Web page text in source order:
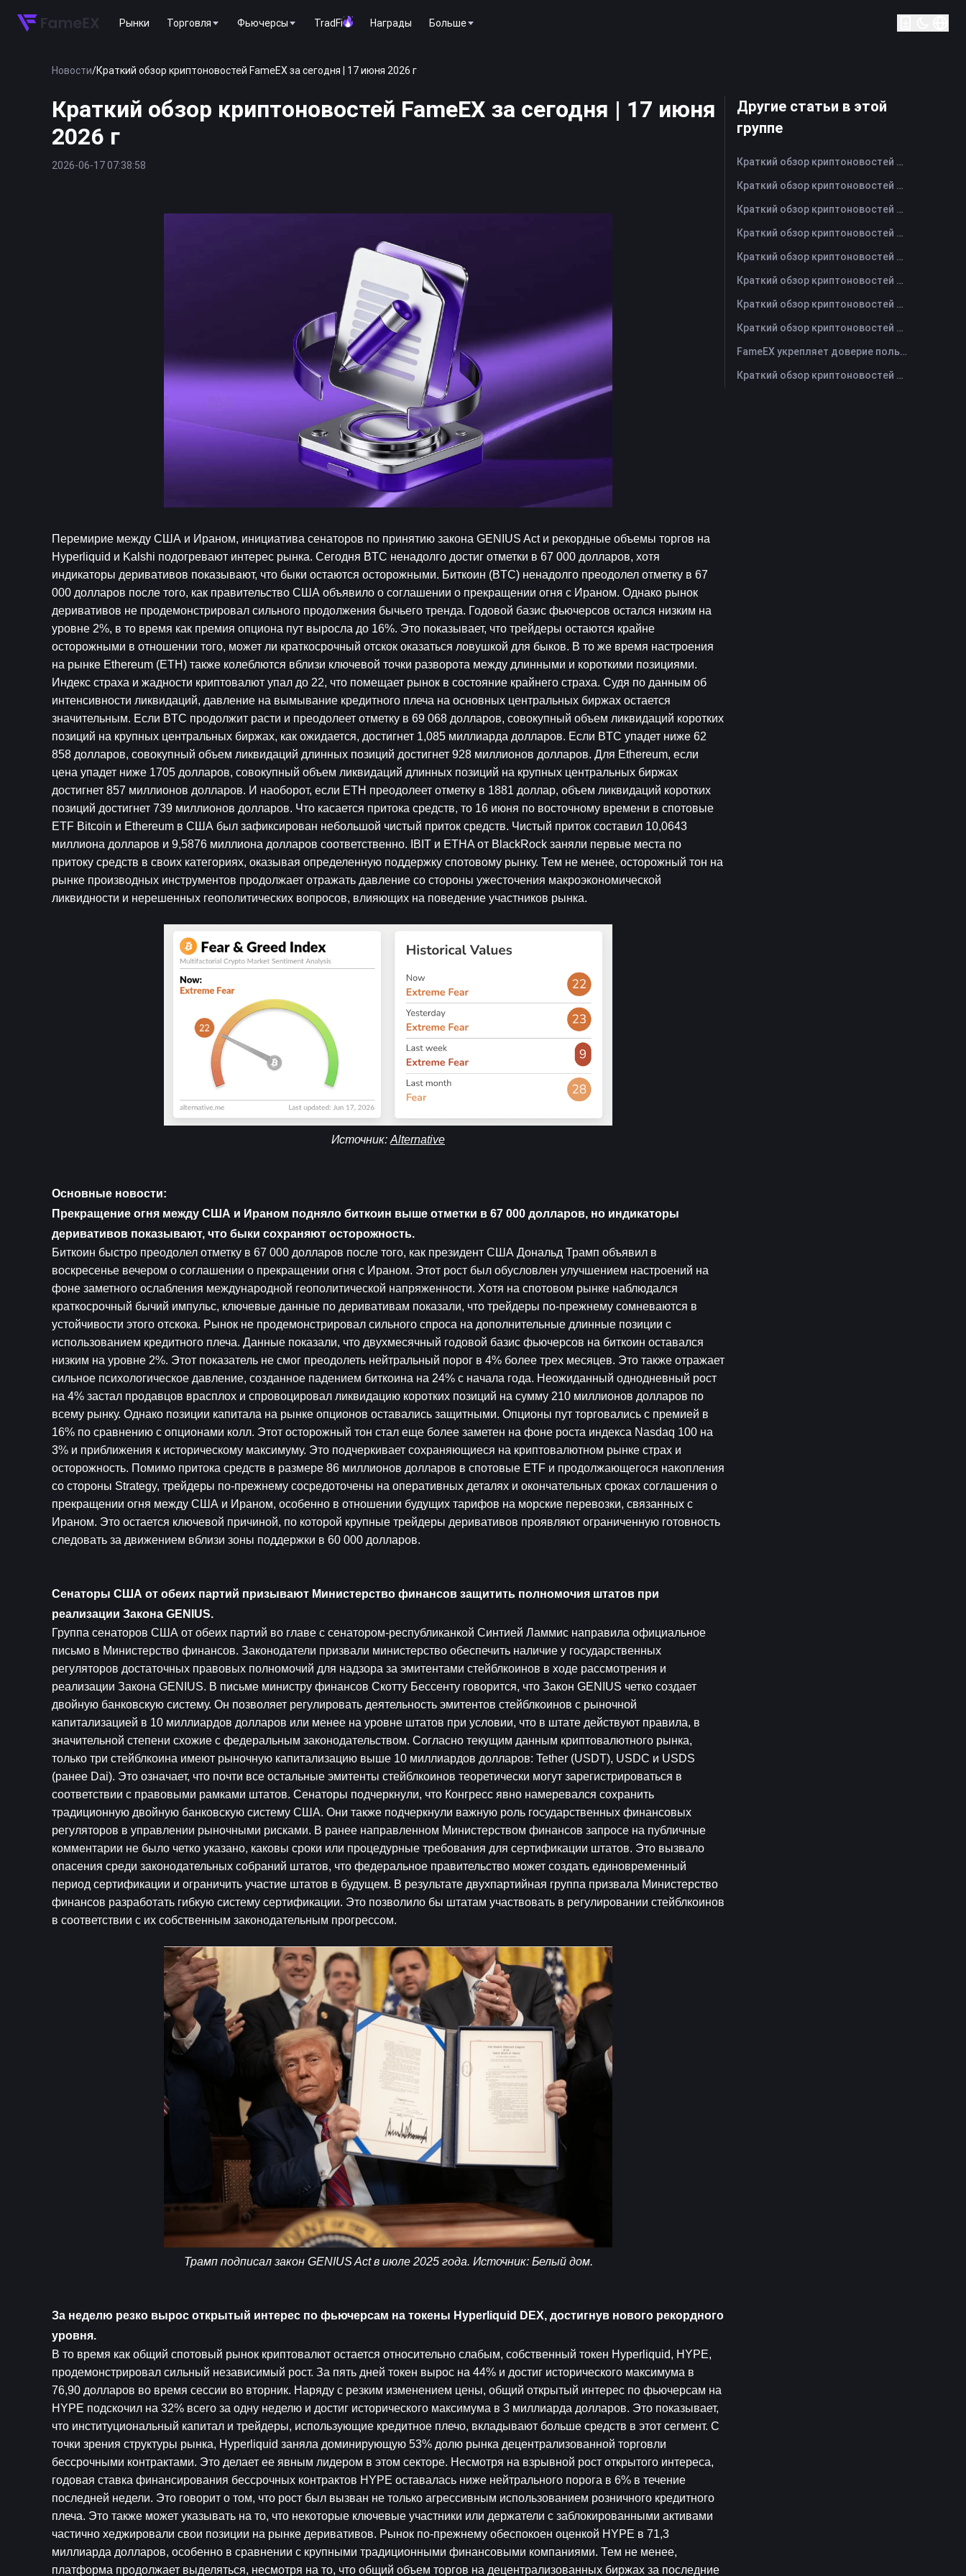
Рынки Торговля Фьючерсы TradFi Награды Больше
Новости/Краткий обзор криптоновостей FameEX за сегодня | 17 июня 2026 г
Краткий обзор криптоновостей FameEX за сегодня | 17 июня
2026 г
2026-06-17 07:38:58
Перемирие между США и Ираном, инициатива сенаторов по принятию закона GENIUS Act и рекордные объемы торгов на
Hyperliquid и Kalshi подогревают интерес рынка. Сегодня BTC ненадолго достиг отметки в 67 000 долларов, хотя
индикаторы деривативов показывают, что быки остаются осторожными. Биткоин (BTC) ненадолго преодолел отметку в 67
000 долларов после того, как правительство США объявило о соглашении о прекращении огня с Ираном. Однако рынок
деривативов не продемонстрировал сильного продолжения бычьего тренда. Годовой базис фьючерсов остался низким на
уровне 2%, в то время как премия опциона пут выросла до 16%. Это показывает, что трейдеры остаются крайне
осторожными в отношении того, может ли краткосрочный отскок оказаться ловушкой для быков. В то же время настроения
на рынке Ethereum (ETH) также колеблются вблизи ключевой точки разворота между длинными и короткими позициями.
Индекс страха и жадности криптовалют упал до 22, что помещает рынок в состояние крайнего страха. Судя по данным об
интенсивности ликвидаций, давление на вымывание кредитного плеча на основных центральных биржах остается
значительным. Если BTC продолжит расти и преодолеет отметку в 69 068 долларов, совокупный объем ликвидаций коротких
позиций на крупных центральных биржах, как ожидается, достигнет 1,085 миллиарда долларов. Если BTC упадет ниже 62
858 долларов, совокупный объем ликвидаций длинных позиций достигнет 928 миллионов долларов. Для Ethereum, если
цена упадет ниже 1705 долларов, совокупный объем ликвидаций длинных позиций на крупных центральных биржах
достигнет 857 миллионов долларов. И наоборот, если ETH преодолеет отметку в 1881 доллар, объем ликвидаций коротких
позиций достигнет 739 миллионов долларов. Что касается притока средств, то 16 июня по восточному времени в спотовые
ETF Bitcoin и Ethereum в США был зафиксирован небольшой чистый приток средств. Чистый приток составил 10,0643
миллиона долларов и 9,5876 миллиона долларов соответственно. IBIT и ETHA от BlackRock заняли первые места по
притоку средств в своих категориях, оказывая определенную поддержку спотовому рынку. Тем не менее, осторожный тон на
рынке производных инструментов продолжает отражать давление со стороны ужесточения макроэкономической
ликвидности и нерешенных геополитических вопросов, влияющих на поведение участников рынка.
Источник: Alternative
Основные новости:
Прекращение огня между США и Ираном подняло биткоин выше отметки в 67 000 долларов, но индикаторы
деривативов показывают, что быки сохраняют осторожность.
Биткоин быстро преодолел отметку в 67 000 долларов после того, как президент США Дональд Трамп объявил в
воскресенье вечером о соглашении о прекращении огня с Ираном. Этот рост был обусловлен улучшением настроений на
фоне заметного ослабления международной геополитической напряженности. Хотя на спотовом рынке наблюдался
краткосрочный бычий импульс, ключевые данные по деривативам показали, что трейдеры по-прежнему сомневаются в
устойчивости этого отскока. Рынок не продемонстрировал сильного спроса на дополнительные длинные позиции с
использованием кредитного плеча. Данные показали, что двухмесячный годовой базис фьючерсов на биткоин оставался
низким на уровне 2%. Этот показатель не смог преодолеть нейтральный порог в 4% более трех месяцев. Это также отражает
сильное психологическое давление, созданное падением биткоина на 24% с начала года. Неожиданный однодневный рост
на 4% застал продавцов врасплох и спровоцировал ликвидацию коротких позиций на сумму 210 миллионов долларов по
всему рынку. Однако позиции капитала на рынке опционов оставались защитными. Опционы пут торговались с премией в
16% по сравнению с опционами колл. Этот осторожный тон стал еще более заметен на фоне роста индекса Nasdaq 100 на
3% и приближения к историческому максимуму. Это подчеркивает сохраняющиеся на криптовалютном рынке страх и
осторожность. Помимо притока средств в размере 86 миллионов долларов в спотовые ETF и продолжающегося накопления
со стороны Strategy, трейдеры по-прежнему сосредоточены на оперативных деталях и окончательных сроках соглашения о
прекращении огня между США и Ираном, особенно в отношении будущих тарифов на морские перевозки, связанных с
Ираном. Это остается ключевой причиной, по которой крупные трейдеры деривативов проявляют ограниченную готовность
следовать за движением вблизи зоны поддержки в 60 000 долларов.
Сенаторы США от обеих партий призывают Министерство финансов защитить полномочия штатов при
реализации Закона GENIUS.
Группа сенаторов США от обеих партий во главе с сенатором-республиканкой Синтией Ламмис направила официальное
письмо в Министерство финансов. Законодатели призвали министерство обеспечить наличие у государственных
регуляторов достаточных правовых полномочий для надзора за эмитентами стейблкоинов в ходе рассмотрения и
реализации Закона GENIUS. В письме министру финансов Скотту Бессенту говорится, что Закон GENIUS четко создает
двойную банковскую систему. Он позволяет регулировать деятельность эмитентов стейблкоинов с рыночной
капитализацией в 10 миллиардов долларов или менее на уровне штатов при условии, что в штате действуют правила, в
значительной степени схожие с федеральным законодательством. Согласно текущим данным криптовалютного рынка,
только три стейблкоина имеют рыночную капитализацию выше 10 миллиардов долларов: Tether (USDT), USDC и USDS
(ранее Dai). Это означает, что почти все остальные эмитенты стейблкоинов теоретически могут зарегистрироваться в
соответствии с правовыми рамками штатов. Сенаторы подчеркнули, что Конгресс явно намеревался сохранить
традиционную двойную банковскую систему США. Они также подчеркнули важную роль государственных финансовых
регуляторов в управлении рыночными рисками. В ранее направленном Министерством финансов запросе на публичные
комментарии не было четко указано, каковы сроки или процедурные требования для сертификации штатов. Это вызвало
опасения среди законодательных собраний штатов, что федеральное правительство может создать единовременный
период сертификации и ограничить участие штатов в будущем. В результате двухпартийная группа призвала Министерство
финансов разработать гибкую систему сертификации. Это позволило бы штатам участвовать в регулировании стейблкоинов
в соответствии с их собственным законодательным прогрессом.
Трамп подписал закон GENIUS Act в июле 2025 года. Источник: Белый дом.
За неделю резко вырос открытый интерес по фьючерсам на токены Hyperliquid DEX, достигнув нового рекордного
уровня.
В то время как общий спотовый рынок криптовалют остается относительно слабым, собственный токен Hyperliquid, HYPE,
продемонстрировал сильный независимый рост. За пять дней токен вырос на 44% и достиг исторического максимума в
76,90 долларов во время сессии во вторник. Наряду с резким изменением цены, общий открытый интерес по фьючерсам на
HYPE подскочил на 32% всего за одну неделю и достиг исторического максимума в 3 миллиарда долларов. Это показывает,
что институциональный капитал и трейдеры, использующие кредитное плечо, вкладывают больше средств в этот сегмент. С
точки зрения структуры рынка, Hyperliquid заняла доминирующую 53% долю рынка децентрализованной торговли
бессрочными контрактами. Это делает ее явным лидером в этом секторе. Несмотря на взрывной рост открытого интереса,
годовая ставка финансирования бессрочных контрактов HYPE оставалась ниже нейтрального порога в 6% в течение
последней недели. Это говорит о том, что рост был вызван не только агрессивным использованием розничного кредитного
плеча. Это также может указывать на то, что некоторые ключевые участники или держатели с заблокированными активами
частично хеджировали свои позиции на рынке деривативов. Рынок по-прежнему обеспокоен оценкой HYPE в 71,3
миллиарда долларов, особенно в сравнении с крупными традиционными финансовыми компаниями. Тем не менее,
платформа продолжает выделяться, несмотря на то, что общий объем торгов на децентрализованных биржах за последние
Другие статьи в этой
группе
Краткий обзор криптоновостей FameEX за сегодня | 7 августа 2026 г
Краткий обзор криптоновостей FameEX за сегодня | 6 августа 2026 г
Краткий обзор криптоновостей FameEX за сегодня | 5 августа 2026 г
Краткий обзор криптоновостей FameEX за сегодня | 4 августа 2026 г
Краткий обзор криптоновостей FameEX за сегодня | 3 августа 2026 г
Краткий обзор криптоновостей FameEX за сегодня | 31 июля 2026 г
Краткий обзор криптоновостей FameEX за сегодня | 30 июля 2026 г
Краткий обзор криптоновостей FameEX за сегодня | 29 июля 2026 г
FameEX укрепляет доверие пользователей благодаря восьми годам стабильной работы и глобальному росту
Краткий обзор криптоновостей FameEX за сегодня | 28 июля 2026 г